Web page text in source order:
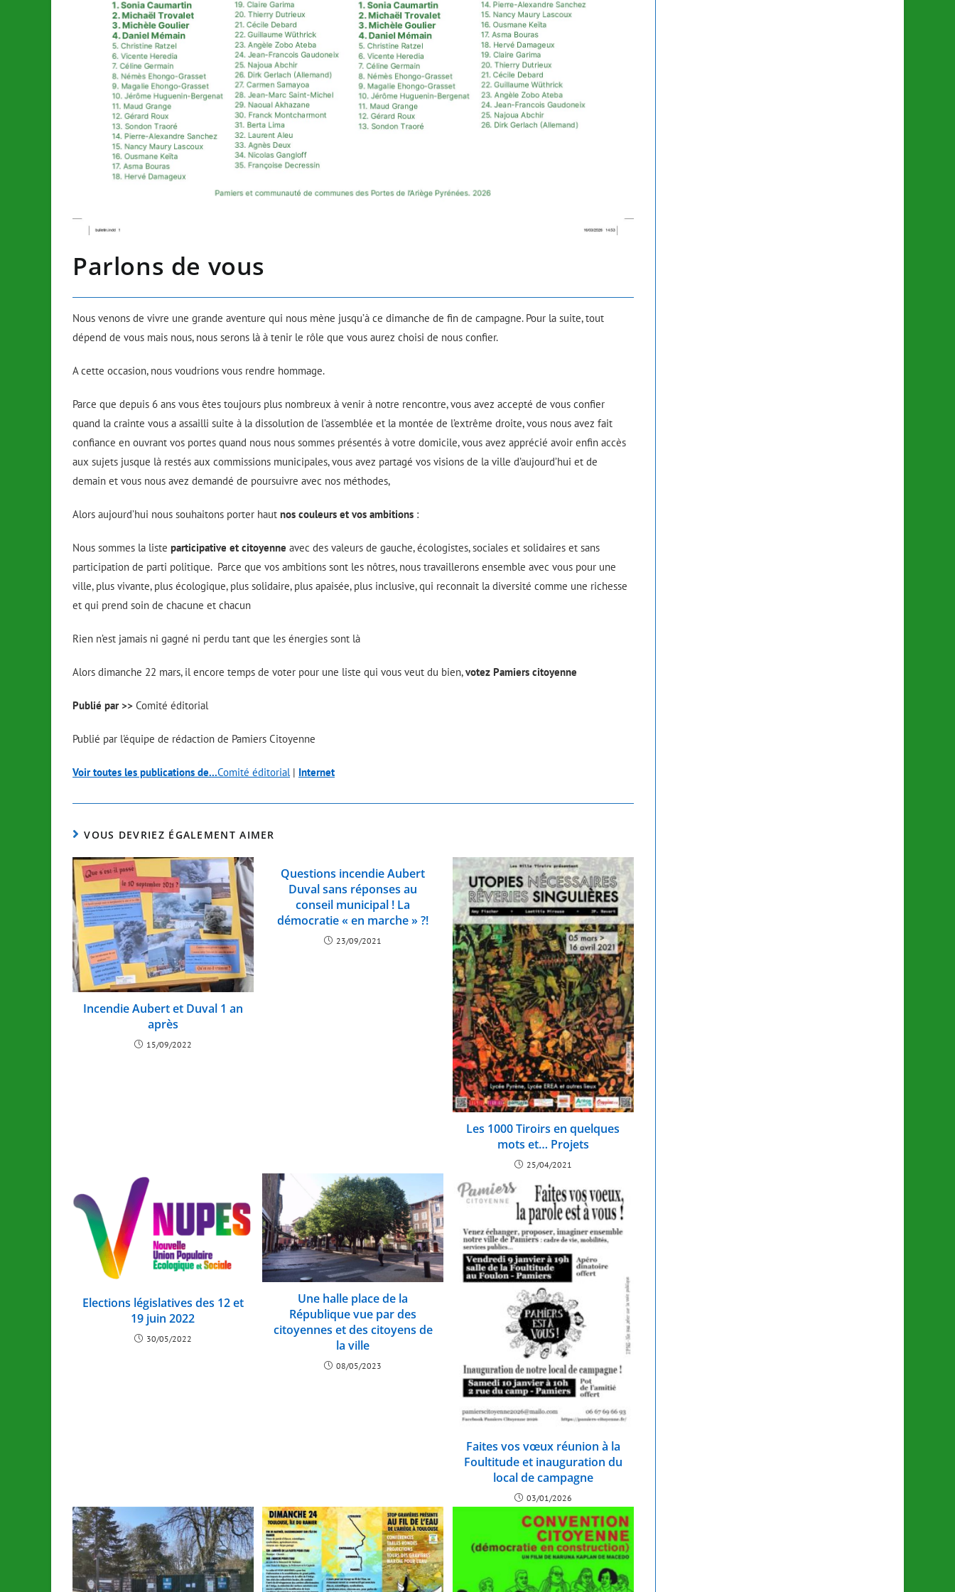
Parlons de vous
Nous venons de vivre une grande aventure qui nous mène jusqu’à ce dimanche de fin de campagne. Pour la suite, tout
dépend de vous mais nous, nous serons là à tenir le rôle que vous aurez choisi de nous confier.
A cette occasion, nous voudrions vous rendre hommage.
Parce que depuis 6 ans vous êtes toujours plus nombreux à venir à notre rencontre, vous avez accepté de vous confier
quand la crainte vous a assailli suite à la dissolution de l’assemblée et la montée de l’extrême droite, vous nous avez fait
confiance en ouvrant vos portes quand nous nous sommes présentés à votre domicile, vous avez apprécié avoir enfin accès
aux sujets jusque là restés aux commissions municipales, vous avez partagé vos visions de la ville d’aujourd’hui et de
demain et vous nous avez demandé de poursuivre avec nos méthodes,
Alors aujourd’hui nous souhaitons porter haut nos couleurs et vos ambitions :
Nous sommes la liste participative et citoyenne avec des valeurs de gauche, écologistes, sociales et solidaires et sans
participation de parti politique. Parce que vos ambitions sont les nôtres, nous travaillerons ensemble avec vous pour une
ville, plus vivante, plus écologique, plus solidaire, plus apaisée, plus inclusive, qui reconnait la diversité comme une richesse
et qui prend soin de chacune et chacun
Rien n’est jamais ni gagné ni perdu tant que les énergies sont là
Alors dimanche 22 mars, il encore temps de voter pour une liste qui vous veut du bien,votez Pamiers citoyenne
Publié par >> Comité éditorial
Publié par l'équipe de rédaction de Pamiers Citoyenne
Voir toutes les publications de...Comité éditorial| Internet
VOUS DEVRIEZ ÉGALEMENT AIMER
Incendie Aubert et Duval 1 an
après
15/09/2022
Questions incendie Aubert
Duval sans réponses au
conseil municipal ! La
démocratie « en marche » ?!
23/09/2021
Les 1000 Tiroirs en quelques
mots et… Projets
25/04/2021
Elections législatives des 12 et
19 juin 2022
30/05/2022
Une halle place de la
République vue par des
citoyennes et des citoyens de
la ville
08/05/2023
Faites vos vœux réunion à la
Foultitude et inauguration du
local de campagne
03/01/2026